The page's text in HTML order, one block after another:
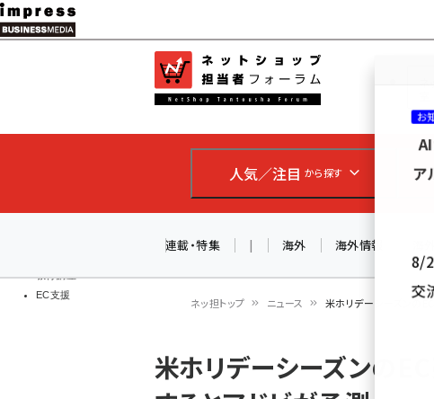
メ
イ
ン
ツ
移
教育講座
EC支援
人気／注目 から探す
連載・特集 | 海外 海外情報
ン
ネッ担トップ ニュース 米ホリデーシーズンの
米ホリデーシーズンの
お
8/
交